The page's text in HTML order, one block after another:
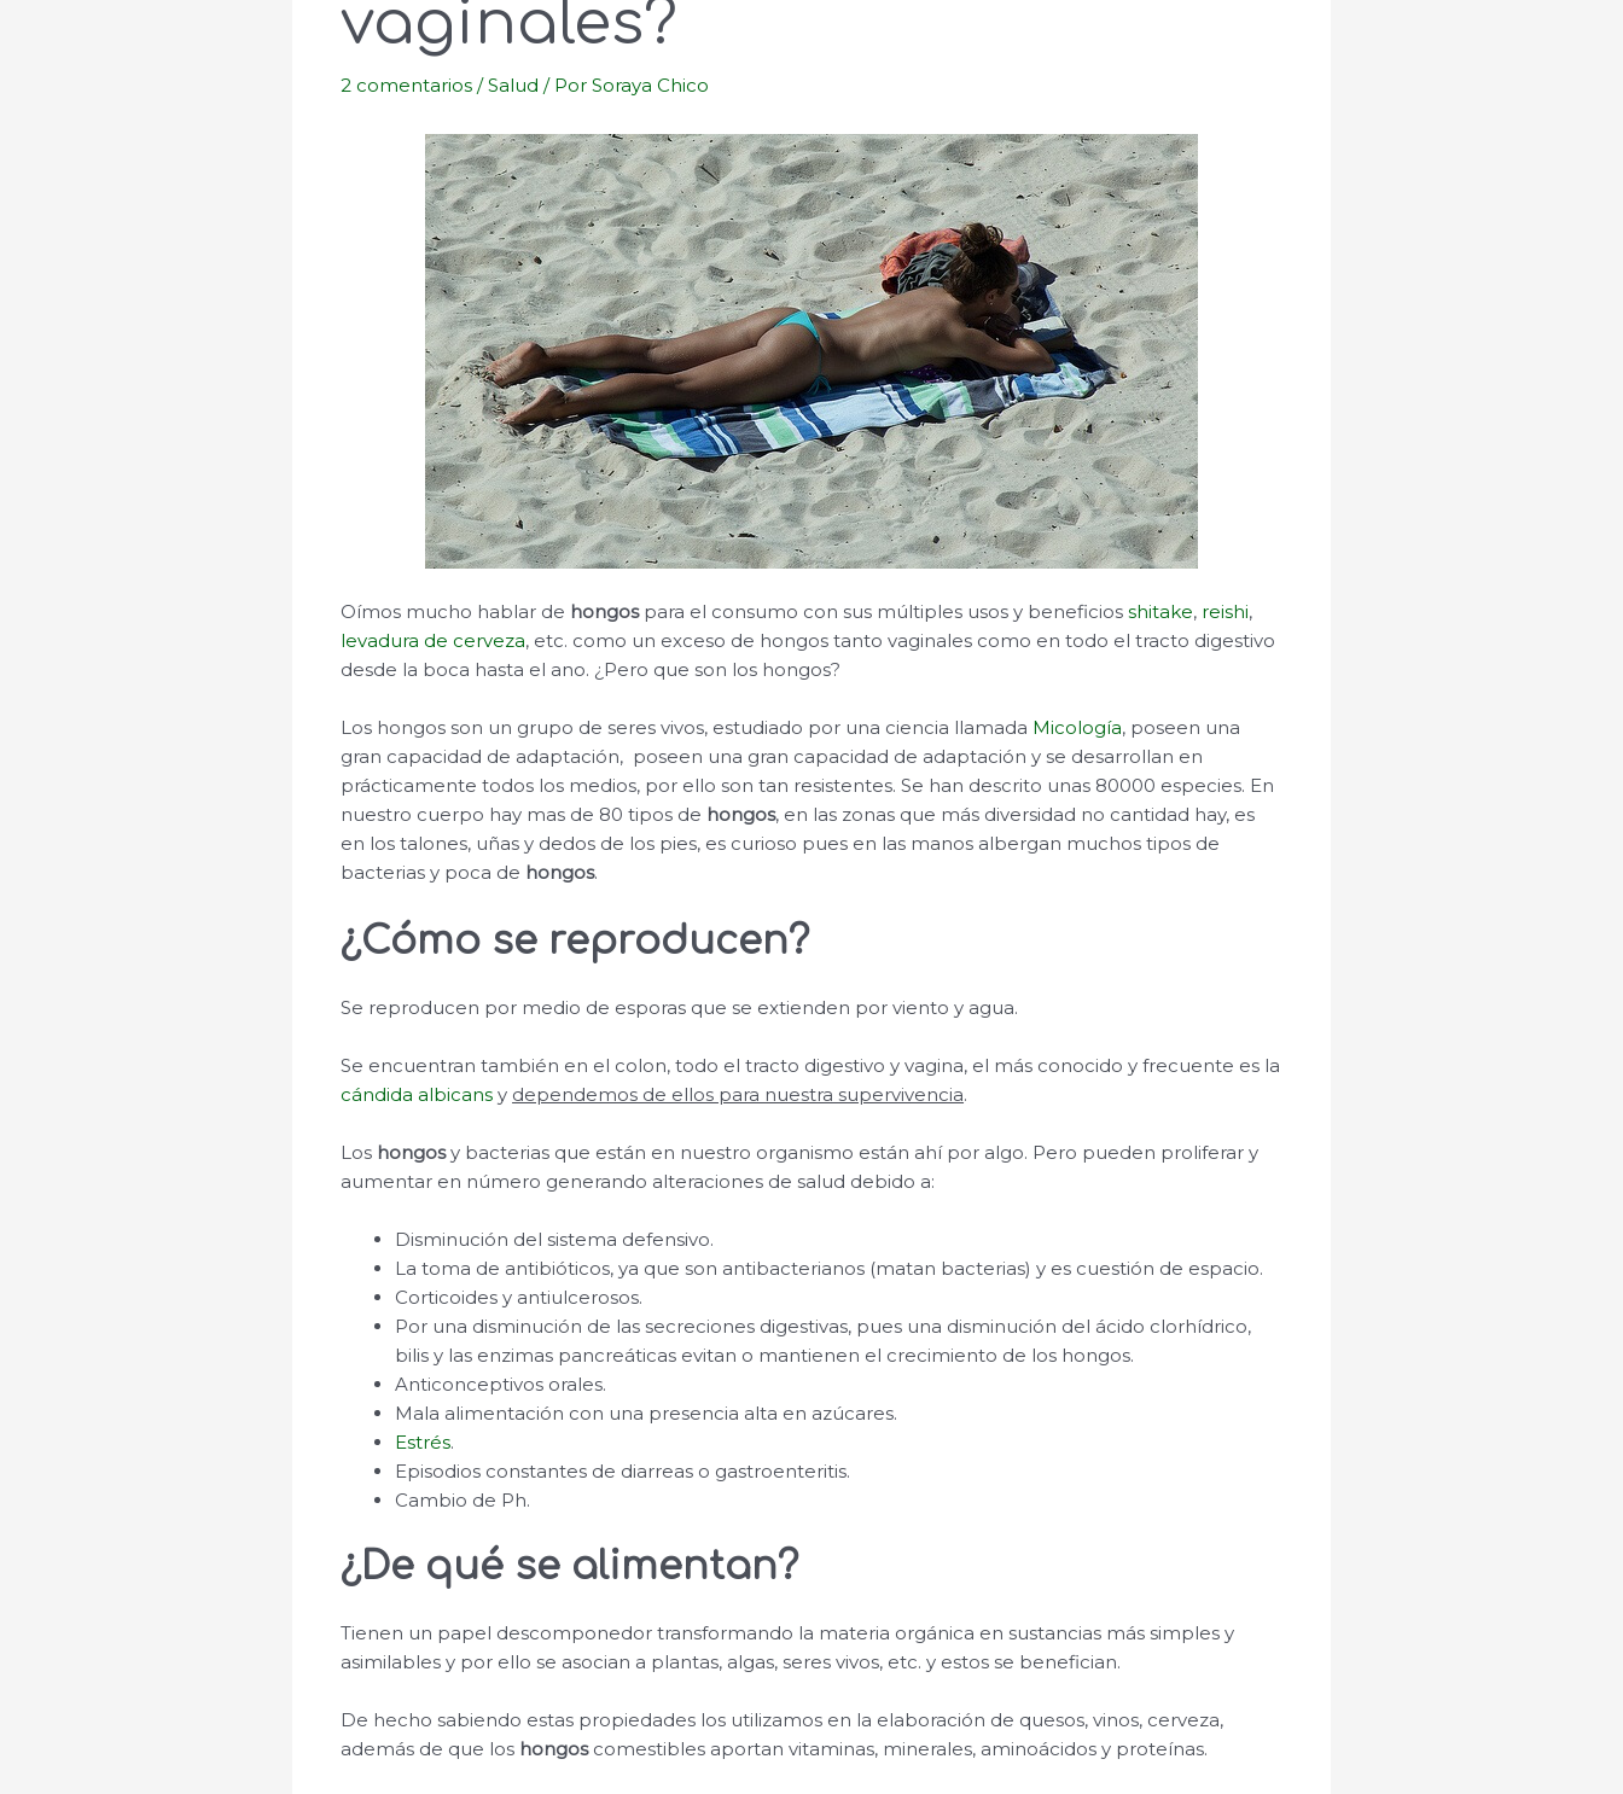
vaginales?
2 comentarios /Salud / PorSoraya Chico
Oímos mucho hablar de hongospara el consumo con sus múltiples usos y beneficiosshitake, reishi,
levadura de cerveza, etc. como un exceso de hongos tanto vaginales como en todo el tracto digestivo
desde la boca hasta el ano. ¿Pero que son los hongos?
Los hongos son un grupo de seres vivos, estudiado por una ciencia llamada Micología, poseen una
gran capacidad de adaptación, poseen una gran capacidad de adaptación y se desarrollan en
prácticamente todos los medios, por ello son tan resistentes. Se han descrito unas 80000 especies. En
nuestro cuerpo hay mas de 80 tipos de hongos, en las zonas que más diversidad no cantidad hay, es
en los talones, uñas y dedos de los pies, es curioso pues en las manos albergan muchos tipos de
bacterias y poca de hongos.
¿Cómo se reproducen?
Se reproducen por medio de esporas que se extienden por viento y agua.
Se encuentran también en el colon, todo el tracto digestivo y vagina, el más conocido y frecuente es la
cándida albicans y dependemos de ellos para nuestra supervivencia.
Los hongosy bacterias que están en nuestro organismo están ahí por algo. Pero pueden proliferar y
aumentar en número generando alteraciones de salud debido a:
Disminución del sistema defensivo.
La toma de antibióticos, ya que son antibacterianos (matan bacterias) y es cuestión de espacio.
Corticoides y antiulcerosos.
Por una disminución de las secreciones digestivas, pues una disminución del ácido clorhídrico,
bilis y las enzimas pancreáticas evitan o mantienen el crecimiento de los hongos.
Anticonceptivos orales.
Mala alimentación con una presencia alta en azúcares.
Estrés.
Episodios constantes de diarreas o gastroenteritis.
Cambio de Ph.
¿De qué se alimentan?
Tienen un papel descomponedor transformando la materia orgánica en sustancias más simples y
asimilables y por ello se asocian a plantas, algas, seres vivos, etc. y estos se benefician.
De hecho sabiendo estas propiedades los utilizamos en la elaboración de quesos, vinos, cerveza,
además de que los hongoscomestibles aportan vitaminas, minerales, aminoácidos y proteínas.